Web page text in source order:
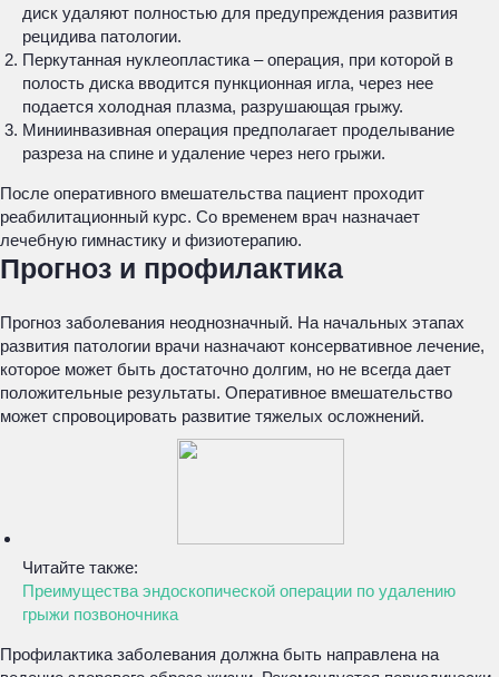
диск удаляют полностью для предупреждения развития
рецидива патологии.
Перкутанная нуклеопластика – операция, при которой в
полость диска вводится пункционная игла, через нее
подается холодная плазма, разрушающая грыжу.
Миниинвазивная операция предполагает проделывание
разреза на спине и удаление через него грыжи.
После оперативного вмешательства пациент проходит
реабилитационный курс. Со временем врач назначает
лечебную гимнастику и физиотерапию.
Прогноз и профилактика
Прогноз заболевания неоднозначный. На начальных этапах
развития патологии врачи назначают консервативное лечение,
которое может быть достаточно долгим, но не всегда дает
положительные результаты. Оперативное вмешательство
может спровоцировать развитие тяжелых осложнений.
Читайте также:
Преимущества эндоскопической операции по удалению
грыжи позвоночника
Профилактика заболевания должна быть направлена на